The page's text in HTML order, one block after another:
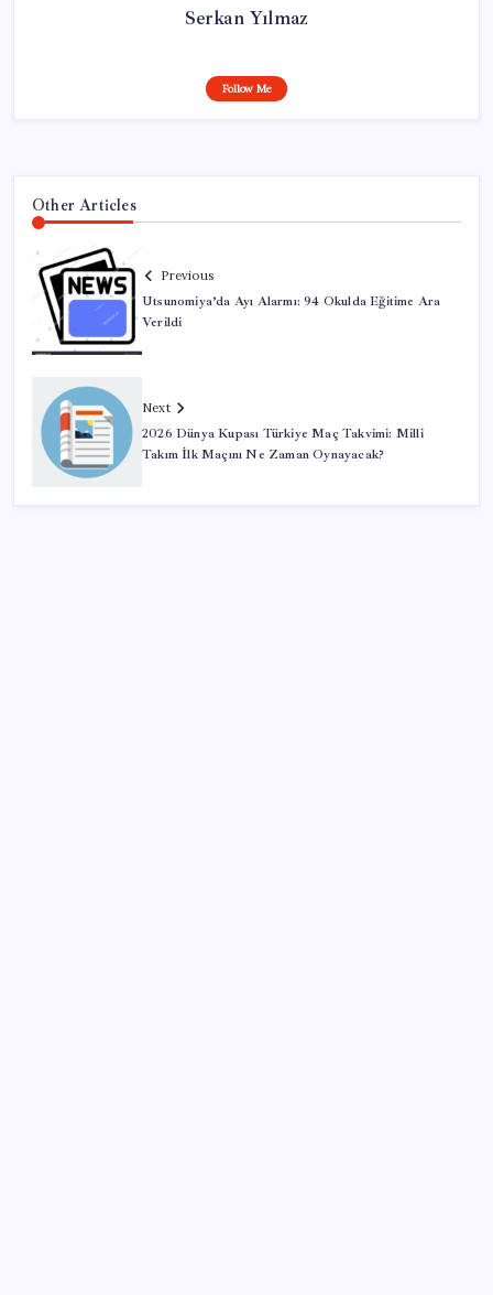
Serkan Yılmaz
Follow Me
Other Articles
Previous
Utsunomiya’da Ayı Alarmı: 94 Okulda Eğitime Ara
Verildi
Next
2026 Dünya Kupası Türkiye Maç Takvimi: Milli
Takım İlk Maçını Ne Zaman Oynayacak?